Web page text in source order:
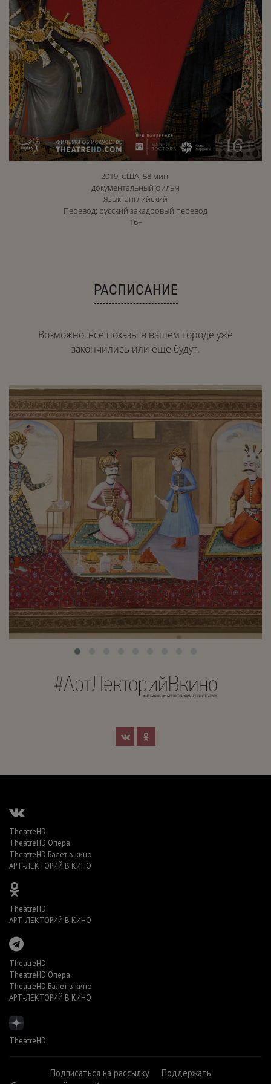
2019, США, 58 мин.
документальный фильм
Язык: английский
Перевод: русский закадровый перевод
16+
РАСПИСАНИЕ
Возможно, все показы в вашем городе уже
закончились или еще будут.
TheatreHD
TheatreHD Опера
TheatreHD Балет в кино
АРТ-ЛЕКТОРИЙ В КИНО
TheatreHD
АРТ-ЛЕКТОРИЙ В КИНО
TheatreHD
TheatreHD Опера
TheatreHD Балет в кино
АРТ-ЛЕКТОРИЙ В КИНО
TheatreHD
Подписаться на рассылку
Поддержать